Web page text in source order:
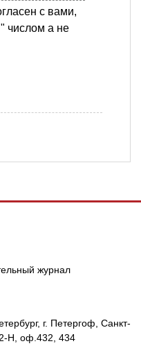
с вами,
числом а не
журнал
г. Петергоф, Санкт-
2-Н, оф.432, 434